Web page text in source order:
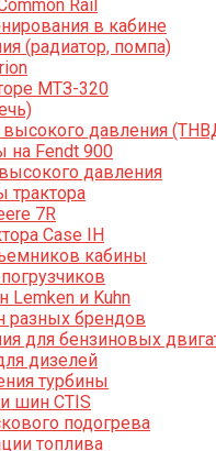
Rail
в кабине
(радиатор, помпа)
МТЗ-320
высокого давления
на Fendt 900
давления
трактора
7R
Case IH
кабины
Lemken и Kuhn
разных брендов
для бензиновых
дизелей
турбины
шин CTIS
подогрева
топлива